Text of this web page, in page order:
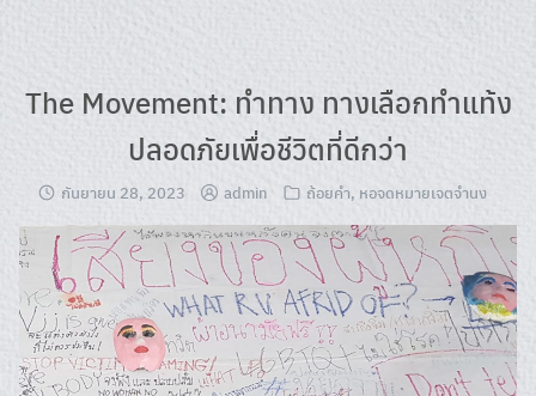
The Movement: ทำทาง ทางเลือกทำแท้ง
ปลอดภัยเพื่อชีวิตที่ดีกว่า
กันยายน 28, 2023 admin ถ้อยคำ, หอจดหมายเจตจำนง